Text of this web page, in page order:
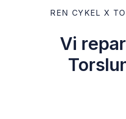
REN CYKEL X
Vi